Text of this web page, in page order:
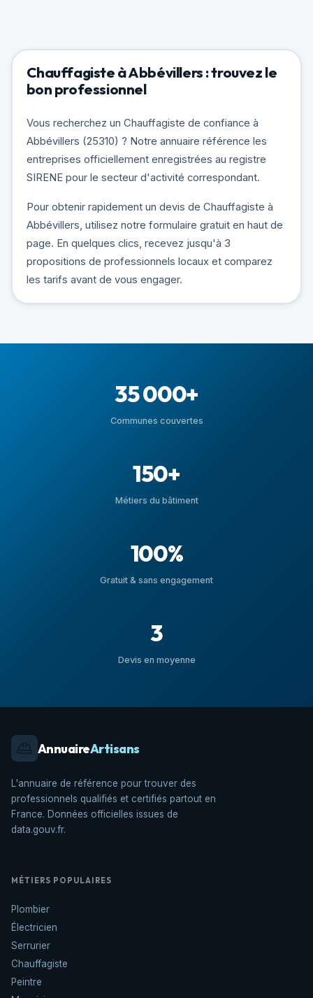
Chauffagiste à Abbévillers : trouvez le
bon professionnel
Vous recherchez un Chauffagiste de confiance à
Abbévillers (25310) ? Notre annuaire référence les
entreprises officiellement enregistrées au registre
SIRENE pour le secteur d'activité correspondant.
Pour obtenir rapidement un devis de Chauffagiste à
Abbévillers, utilisez notre formulaire gratuit en haut de
page. En quelques clics, recevez jusqu'à 3
propositions de professionnels locaux et comparez
les tarifs avant de vous engager.
35 000+
Communes couvertes
150+
Métiers du bâtiment
100%
Gratuit & sans engagement
3
Devis en moyenne
AnnuaireArtisans
L'annuaire de référence pour trouver des
professionnels qualifiés et certifiés partout en
France. Données officielles issues de
data.gouv.fr.
MÉTIERS POPULAIRES
Plombier
Électricien
Serrurier
Chauffagiste
Peintre